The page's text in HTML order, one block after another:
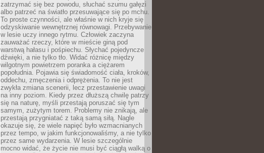
zatrzymać się bez powodu, słuchać szumu gałęzi
albo patrzeć na światło przesuwające się po mchu.
To proste czynności, ale właśnie w nich kryje się
odzyskiwanie wewnętrznej równowagi. Przebywanie
w lesie uczy innego rytmu. Człowiek zaczyna
zauważać rzeczy, które w mieście giną pod
warstwą hałasu i pośpiechu. Słychać pojedyncze
dźwięki, a nie tylko tło. Widać różnicę między
wilgotnym powietrzem poranka a ciężarem
popołudnia. Pojawia się świadomość ciała, kroków,
oddechu, zmęczenia i odprężenia. To nie jest
zwykła zmiana scenerii, lecz przestawienie uwagi
na inny poziom. Kiedy przez dłuższą chwilę patrzy
się na naturę, myśli przestają poruszać się tym
samym, zużytym torem. Problemy nie znikają, ale
przestają przygniatać z taką samą siłą. Nagle
okazuje się, że wiele napięć było wzmacnianych
przez tempo, w jakim funkcjonowaliśmy, a nie tylko
przez same wydarzenia. W lesie szczególnie
mocno widać, że życie nie musi być ciągłą walką o